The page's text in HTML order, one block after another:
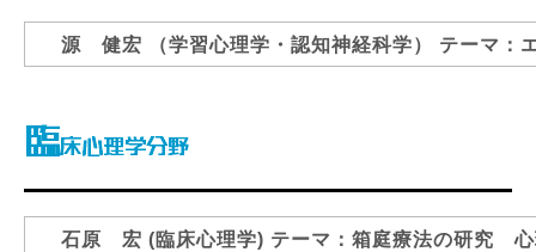
源 健宏 （学習心理学・認知神経科学） テーマ：
石原 宏 (臨床心理学) テーマ：箱庭療法の研究